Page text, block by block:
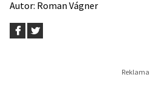
Autor: Roman Vágner